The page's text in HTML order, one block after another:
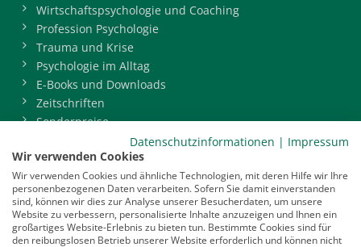
Wirtschaftspsychologie und Coaching
Profession Psychologie
Trauma und Krise
Psychologie im Alltag
E-Books und Downloads
Zeitschriften
Sonderpreise
BDP-Mitgliederbereich
Service
Newsletter
Mediadaten
Infocenter
Datenschutzinformationen | Impressum
Wir verwenden Cookies
Wir verwenden Cookies und ähnliche Technologien, mit deren Hilfe wir Ihre
personenbezogenen Daten verarbeiten. Sofern Sie damit einverstanden
sind, können wir dies zur Analyse unserer Besucherdaten, um unsere
Website zu verbessern, personalisierte Inhalte anzuzeigen und Ihnen ein
großartiges Website-Erlebnis zu bieten tun. Bestimmte Cookies sind für
den reibungslosen Betrieb unserer Website erforderlich und können nicht